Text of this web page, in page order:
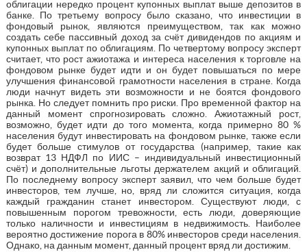
облигации нередко процент купонных выплат выше депозитов в
банке. По третьему вопросу было сказано, что инвестиции в
фондовый рынок, являются преимуществом, так как можно
создать себе пассивный доход за счёт дивидендов по акциям и
купонных выплат по облигациям. По четвертому вопросу эксперт
считает, что рост ажиотажа и интереса населения к торговле на
фондовом рынке будет идти и он будет повышаться по мере
улучшения финансовой грамотности населения в стране. Когда
люди начнут видеть эти возможности и не боятся фондового
рынка. Но следует помнить про риски. Про временной фактор на
данный момент спрогнозировать сложно. Ажиотажный рост,
возможно, будет идти до того момента, когда примерно 80 %
населения будут инвестировать на фондовом рынке, также если
будет больше стимулов от государства (например, такие как
возврат 13 НДФЛ по ИИС – индивидуальный инвестиционный
счёт) и дополнительные льготы держателем акций и облигаций.
По последнему вопросу эксперт заявил, что чем больше будет
инвесторов, тем лучше, но, вряд ли сложится ситуация, когда
каждый гражданин станет инвестором. Существуют люди, с
повышенным порогом тревожности, есть люди, доверяющие
только наличности и инвестициям в недвижимость. Наиболее
вероятно достижение порога в 80% инвесторов среди населения.
Однако, на данным момент, данный процент вряд ли достижим.